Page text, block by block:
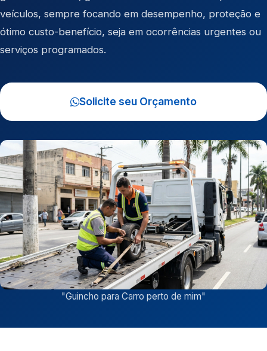
veículos, sempre focando em desempenho, proteção e
ótimo custo-benefício, seja em ocorrências urgentes ou
serviços programados.
Solicite seu Orçamento
"Guincho para Carro perto de mim"